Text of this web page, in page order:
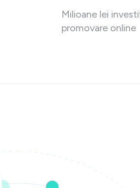
Milioane lei
promovare online